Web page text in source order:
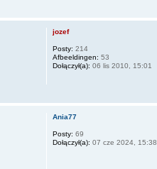
jozef
Posty: 214
Afbeeldingen: 53
Dołączył(a): 06 lis 2010, 15:01
Ania77
Posty: 69
Dołączył(a): 07 cze 2024, 15:38